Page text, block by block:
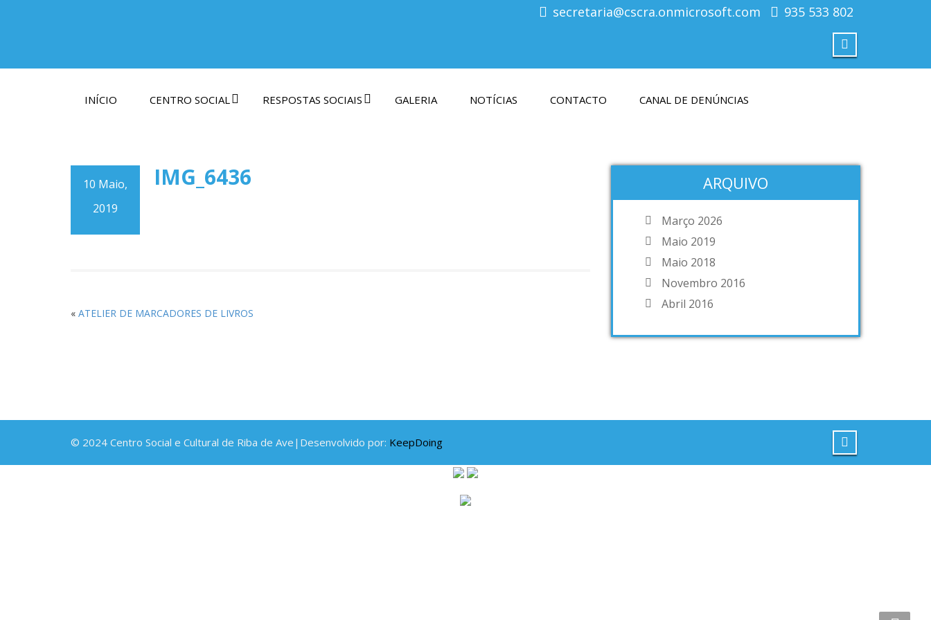
secretaria@cscra.onmicrosoft.com 935 533 802
INÍCIO CENTRO SOCIAL RESPOSTAS SOCIAIS GALERIA NOTÍCIAS CONTACTO CANAL DE DENÚNCIAS
10 Maio,
2019
IMG_6436
« ATELIER DE MARCADORES DE LIVROS
ARQUIVO
Março 2026
Maio 2019
Maio 2018
Novembro 2016
Abril 2016
© 2024 Centro Social e Cultural de Riba de Ave|Desenvolvido por: KeepDoing